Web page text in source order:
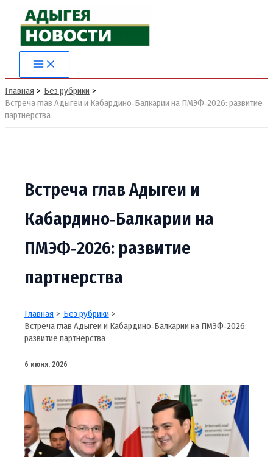
Перейти
содержимому
Главная
Без рубрики
Встреча глав Адыгеи и Кабардино‑Балкарии на ПМЭФ‑2026: развитие
партнерства
Встреча глав Адыгеи и
Кабардино‑Балкарии на
ПМЭФ‑2026: развитие
партнерства
Главная
Без рубрики
Встреча глав Адыгеи и Кабардино‑Балкарии на ПМЭФ‑2026:
развитие партнерства
6 июня, 2026